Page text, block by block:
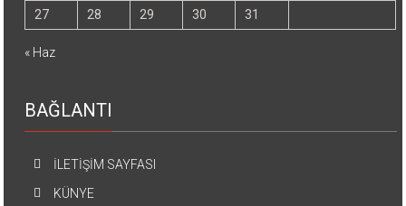
27
28 29 30 31
« Haz
BAĞLANTI
İLETİŞİM SAYFASI
KÜNYE